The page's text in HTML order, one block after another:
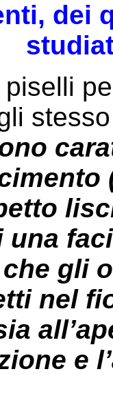
dei
una
gli
nel
e